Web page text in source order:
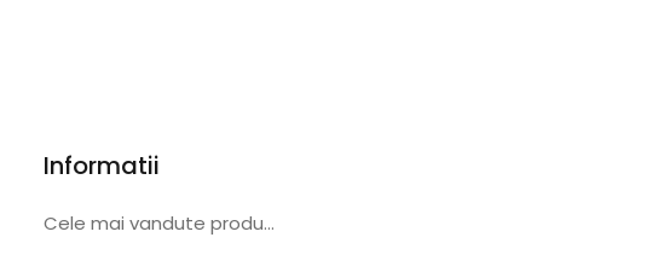
Informatii
Cele mai vandute produse